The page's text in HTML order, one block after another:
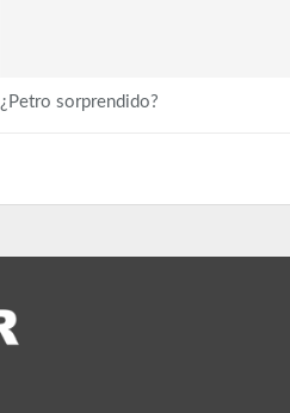
¿Petro sorprendido?